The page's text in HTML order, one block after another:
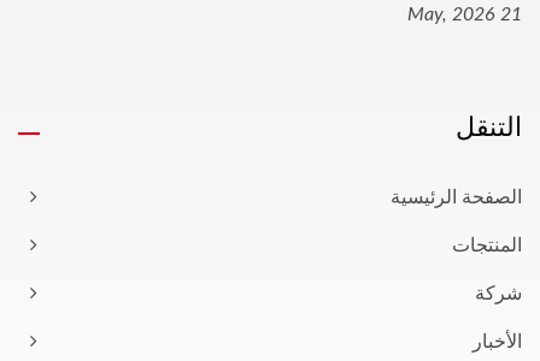
21 May, 2026
التنقل
الصفحة الرئيسية
المنتجات
شركة
الأخبار